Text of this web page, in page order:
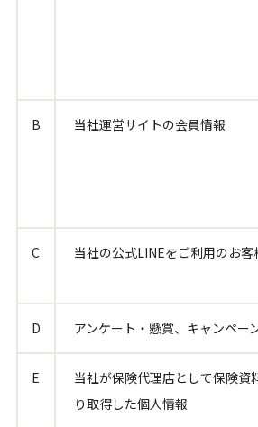
B 当社運営サイトの会員情報
C 当社の公式LINEをご利用のお客
D アンケート・懸賞、キャンペー
E
当社が保険代理店として保険資
り取得した個人情報